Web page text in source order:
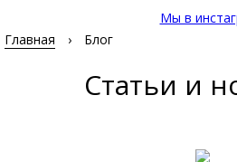
Мы в
Главная
› Блог
Статьи и